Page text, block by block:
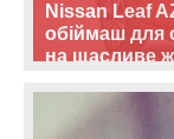
Nissan Leaf
обіймаш для
на щасливе